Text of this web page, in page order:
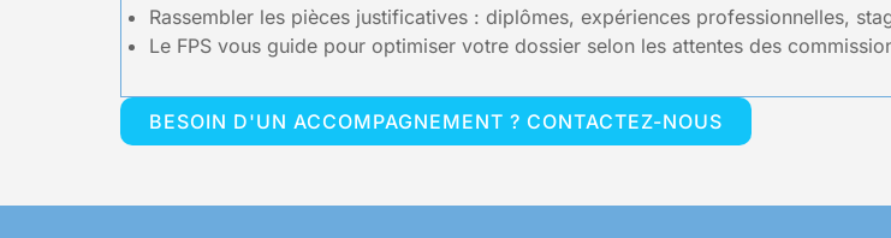
Rassembler les pièces justificatives : diplômes, expériences professionnelles,
Le FPS vous guide pour optimiser votre dossier selon les attentes des
BESOIN D'UN ACCOMPAGNEMENT ? CONTACTEZ-NOUS